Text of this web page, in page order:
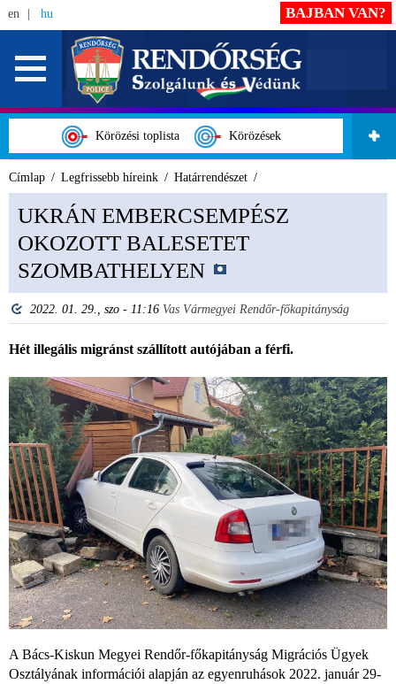
en hu
Körözési toplista Körözések
BAJBAN VAN?
Címlap Legfrissebb híreink Határrendészet
UKRÁN EMBERCSEMPÉSZ
OKOZOTT BALESETET
SZOMBATHELYEN
2022. 01. 29., szo - 11:16 Vas Vármegyei Rendőr-főkapitányság
Hét illegális migránst szállított autójában a férfi.
A Bács-Kiskun Megyei Rendőr-főkapitányság Migrációs Ügyek
Osztályának információi alapján az egyenruhások 2022. január 29-